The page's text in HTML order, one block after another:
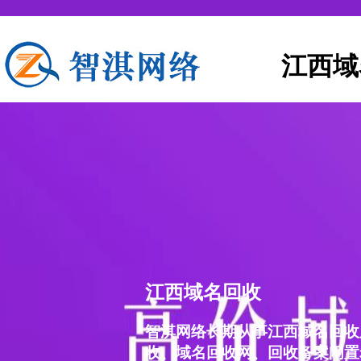
江西
江西域名回收
智淇网络长期从事江西域名回
收、域名回收网、回收备案闲